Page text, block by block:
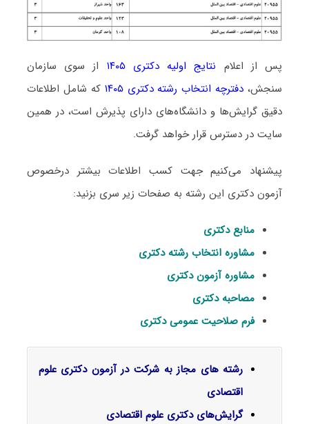
پس از اعلام نتایج اولیه دکتری ۱۴۰۵
از سوی سازمان
سنجش، دفترچه انتخاب رشته دکتری ۱۴۰۵
که شامل اطلاعات
دقیق گرایش‌ها و دانشگاه‌های دارای پذیرش است، در همین
سایت در دسترس قرار خواهد گرفت.
پیشنهاد می‌کنیم جهت کسب اطلاعات بیشتر درخصوص
آزمون دکتری این رشته به صفحات زیر سری بزنید:
منابع دکتری
مشاوره انتخاب رشته دکتری
مشاوره آزمون دکتری
مصاحبه دکتری
فرم صلاحیت عمومی دکتری
رشته های مجاز به شرکت در آزمون دکتری علوم
اقتصادی
گرایش‌های دکتری ﻋﻠﻮم اﻗﺘﺼﺎدی